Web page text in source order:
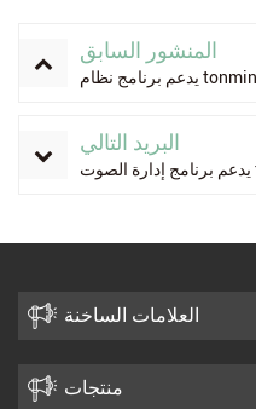
المنشور السابق
البريد التالي
العلامات الساخنة
منتجات